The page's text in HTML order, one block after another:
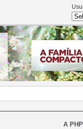
A